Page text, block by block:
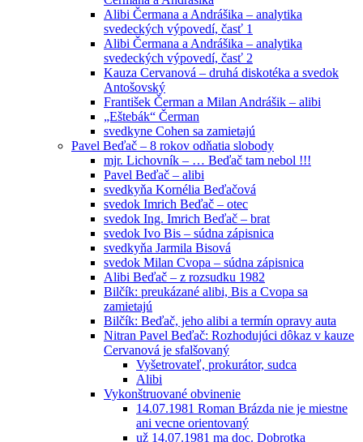
Alibi Čermana a Andrášika – analytika
svedeckých výpovedí, časť 1
Alibi Čermana a Andrášika – analytika
svedeckých výpovedí, časť 2
Kauza Cervanová – druhá diskotéka a svedok
Antošovský
František Čerman a Milan Andrášik – alibi
„Eštebák“ Čerman
svedkyne Cohen sa zamietajú
Pavel Beďač – 8 rokov odňatia slobody
mjr. Lichovník – … Beďač tam nebol !!!
Pavel Beďač – alibi
svedkyňa Kornélia Beďačová
svedok Imrich Beďač – otec
svedok Ing. Imrich Beďač – brat
svedok Ivo Bis – súdna zápisnica
svedkyňa Jarmila Bisová
svedok Milan Cvopa – súdna zápisnica
Alibi Beďač – z rozsudku 1982
Bilčík: preukázané alibi, Bis a Cvopa sa
zamietajú
Bilčík: Beďač, jeho alibi a termín opravy auta
Nitran Pavel Beďač: Rozhodujúci dôkaz v kauze
Cervanová je sfalšovaný
Vyšetrovateľ, prokurátor, sudca
Alibi
Vykonštruované obvinenie
14.07.1981 Roman Brázda nie je miestne
ani vecne orientovaný
už 14.07.1981 ma doc. Dobrotka